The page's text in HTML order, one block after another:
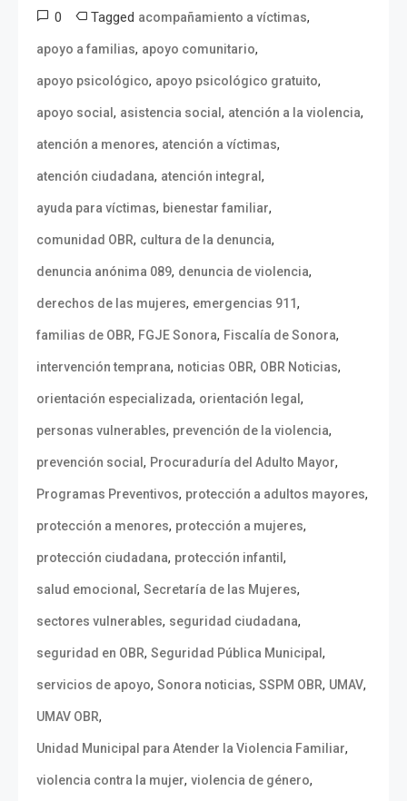
0 Tagged acompañamiento a víctimas,
apoyo a familias, apoyo comunitario,
apoyo psicológico, apoyo psicológico gratuito,
apoyo social , asistencia social , atención a la violencia,
atención a menores, atención a víctimas,
atención ciudadana, atención integral ,
ayuda para víctimas, bienestar familiar,
comunidad OBR, cultura de la denuncia,
denuncia anónima 089, denuncia de violencia,
derechos de las mujeres, emergencias 911,
familias de OBR, FGJE Sonora, Fiscalía de Sonora,
intervención temprana, noticias OBR, OBR Noticias,
orientación especializada, orientación legal ,
personas vulnerables, prevención de la violencia,
prevención social , Procuraduría del Adulto Mayor,
Programas Preventivos, protección a adultos mayores,
protección a menores, protección a mujeres,
protección ciudadana, protección infantil ,
salud emocional , Secretaría de las Mujeres,
sectores vulnerables, seguridad ciudadana,
seguridad en OBR, Seguridad Pública Municipal ,
servicios de apoyo, Sonora noticias, SSPM OBR, UMAV,
UMAV OBR,
Unidad Municipal para Atender la Violencia Familiar,
violencia contra la mujer, violencia de género,